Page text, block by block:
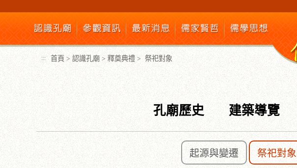
主
要
內
容
區
塊
::: 首頁 > 認識孔廟 > 釋奠典禮 > 祭祀對象
孔廟歷史 建築導覽
起源與變遷 祭祀對象